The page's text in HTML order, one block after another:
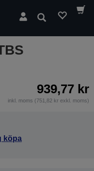
Sök
939,77 kr
inkl. moms (751,82 kr exkl. moms)
köpa